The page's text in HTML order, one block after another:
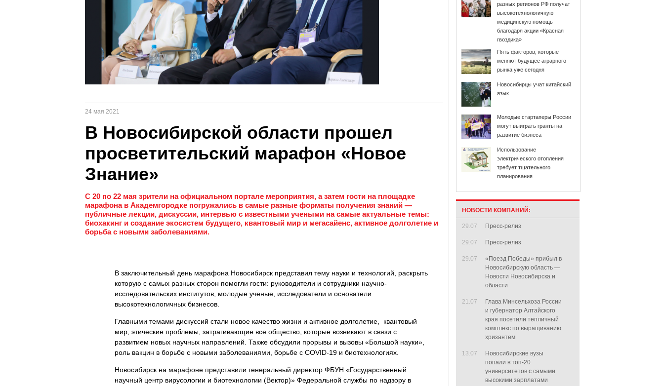
24 мая 2021
В Новосибирской области прошел
просветительский марафон «Новое
Знание»
С 20 по 22 мая зрители на официальном портале мероприятия, а затем гости на площадке
марафона в Академгородке погружались в самые разные форматы получения знаний —
публичные лекции, дискуссии, интервью с известными учеными на самые актуальные темы:
биохакинг и создание экосистем будущего, квантовый мир и мегасайенс, активное долголетие и
борьба с новыми заболеваниями.
В заключительный день марафона Новосибирск представил тему науки и технологий, раскрыть
которую с самых разных сторон помогли гости: руководители и сотрудники научно-
исследовательских институтов, молодые ученые, исследователи и основатели
высокотехнологичных бизнесов.
Главными темами дискуссий стали новое качество жизни и активное долголетие, квантовый
мир, этические проблемы, затрагивающие все общество, которые возникают в связи с
развитием новых научных направлений. Также обсудили прорывы и вызовы «Большой науки»,
роль вакцин в борьбе с новыми заболеваниями, борьбе с COVID-19 и биотехнологиях.
Новосибирск на марафоне представили генеральный директор ФБУН «Государственный
научный центр вирусологии и биотехнологии (Вектор)» Федеральной службы по надзору в
разных регионов РФ получат
высокотехнологичную
медицинскую помощь
благодаря акции «Красная
гвоздика»
Пять факторов, которые
меняют будущее аграрного
рынка уже сегодня
Новосибирцы учат китайский
язык
Молодые стартаперы России
могут выиграть гранты на
развитие бизнеса
Использование
электрического отопления
требует тщательного
планирования
НОВОСТИ КОМПАНИЙ:
29.07 Пресс-релиз
29.07 Пресс-релиз
29.07
«Поезд Победы» прибыл в
Новосибирскую область —
Новости Новосибирска и
области
21.07
Глава Минсельхоза России
и губернатор Алтайского
края посетили тепличный
комплекс по выращиванию
хризантем
13.07
Новосибирские вузы
попали в топ-20
университетов с самыми
высокими зарплатами